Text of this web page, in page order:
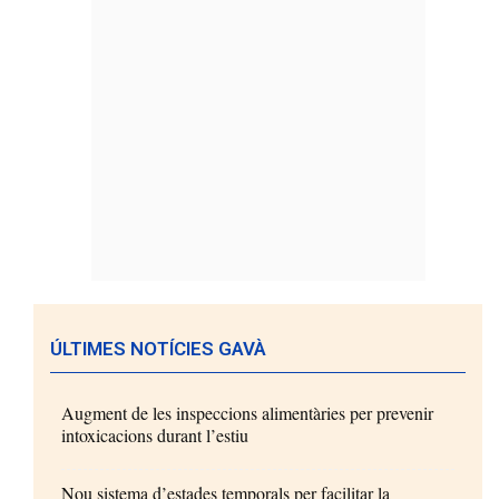
ÚLTIMES NOTÍCIES GAVÀ
Augment de les inspeccions alimentàries per prevenir
intoxicacions durant l’estiu
Nou sistema d’estades temporals per facilitar la